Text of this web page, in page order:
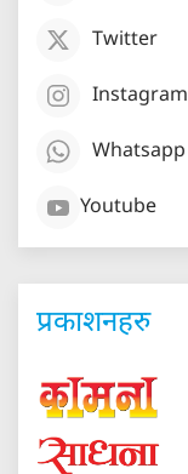
Twitter
Instagram
Whatsapp
Youtube
प्रकाशनहरु